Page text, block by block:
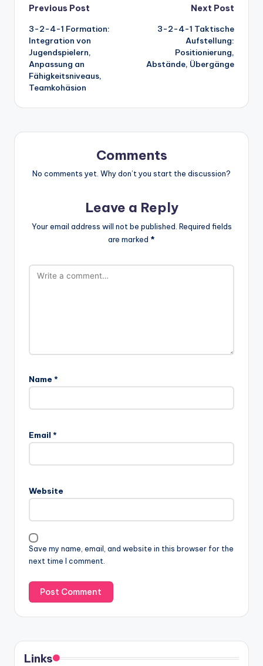
Post
navigation
Previous Post
3-2-4-1 Formation:
Integration von
Jugendspielern,
Anpassung an
Fähigkeitsniveaus,
Teamkohäsion
Next Post
3-2-4-1 Taktische
Aufstellung:
Positionierung,
Abstände, Übergänge
Comments
No comments yet. Why don’t you start the discussion?
Leave a Reply
Your email address will not be published. Required fields
are marked *
Name *
Email *
Website
Save my name, email, and website in this browser for the
next time I comment.
Links